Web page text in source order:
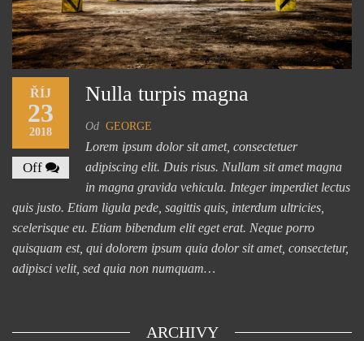
ŘÍJ
23
2018
Off
Nulla turpis magna
Od GEORGE
Lorem ipsum dolor sit amet, consectetuer
adipiscing elit. Duis risus. Nullam sit amet magna
in magna gravida vehicula. Integer imperdiet lectus
quis justo. Etiam ligula pede, sagittis quis, interdum ultricies,
scelerisque eu. Etiam bibendum elit eget erat. Neque porro
quisquam est, qui dolorem ipsum quia dolor sit amet, consectetur,
adipisci velit, sed quia non numquam…
ARCHIVY